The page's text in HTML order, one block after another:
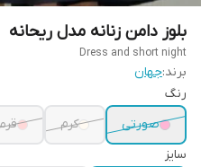
بلوز دامن زنانه مدل ریحانه
Dress and short night
برند:جهان
رنگ
صورتی
کرم
سایز